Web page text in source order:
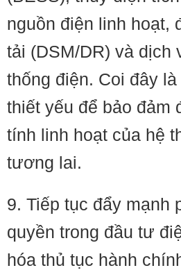
nguồn điện linh hoạt,
tải (DSM/DR) và dịch
thống điện. Coi đây
thiết yếu để bảo đảm
tính linh hoạt của hệ
tương lai.
9. Tiếp tục đẩy mạnh
quyền trong đầu tư
hóa thủ tục hành